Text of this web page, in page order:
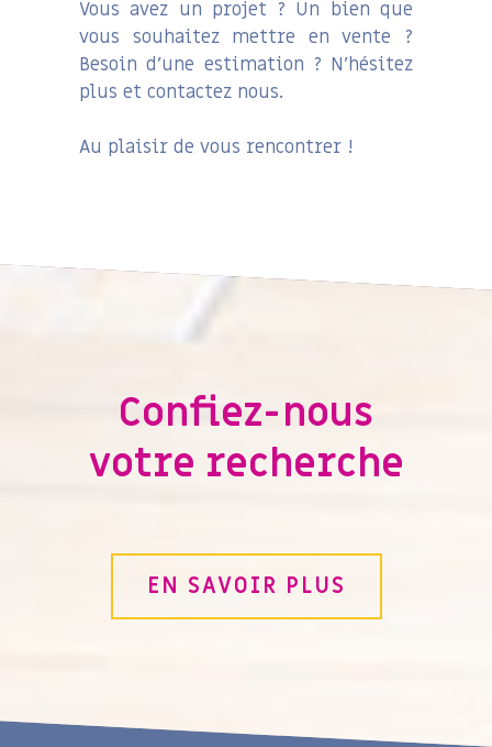
Vous avez un projet ? Un bien que
vous souhaitez mettre en vente ?
Besoin d’une estimation ? N’hésitez
plus et contactez nous.
Au plaisir de vous rencontrer !
Confiez-nous
votre recherche
EN SAVOIR PLUS